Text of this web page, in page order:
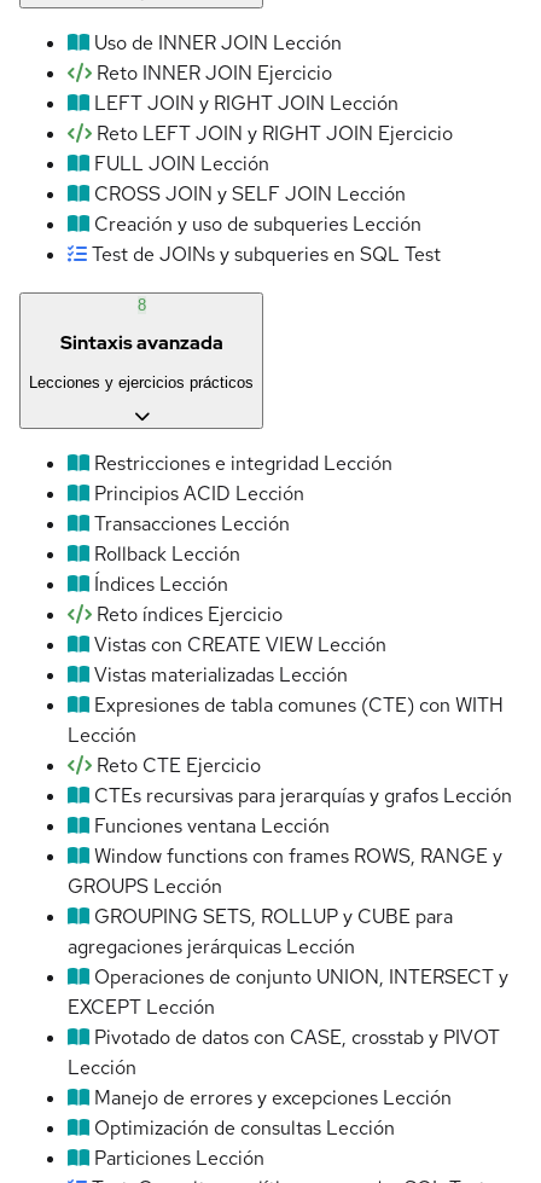
Uso de INNER JOIN Lección
Reto INNER JOIN Ejercicio
LEFT JOIN y RIGHT JOIN Lección
Reto LEFT JOIN y RIGHT JOIN Ejercicio
FULL JOIN Lección
CROSS JOIN y SELF JOIN Lección
Creación y uso de subqueries Lección
Test de JOINs y subqueries en SQL Test
8
Sintaxis avanzada
Lecciones y ejercicios prácticos
Restricciones e integridad Lección
Principios ACID Lección
Transacciones Lección
Rollback Lección
Índices Lección
Reto índices Ejercicio
Vistas con CREATE VIEW Lección
Vistas materializadas Lección
Expresiones de tabla comunes (CTE) con WITH
Lección
Reto CTE Ejercicio
CTEs recursivas para jerarquías y grafos Lección
Funciones ventana Lección
Window functions con frames ROWS, RANGE y
GROUPS Lección
GROUPING SETS, ROLLUP y CUBE para
agregaciones jerárquicas Lección
Operaciones de conjunto UNION, INTERSECT y
EXCEPT Lección
Pivotado de datos con CASE, crosstab y PIVOT
Lección
Manejo de errores y excepciones Lección
Optimización de consultas Lección
Particiones Lección